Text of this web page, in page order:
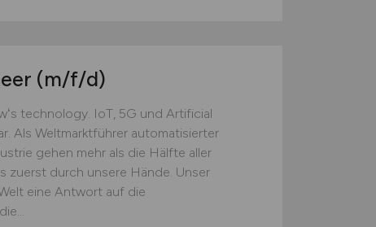
(m/f/d)
technology. IoT, 5G und Artificial
Als Weltmarktführer automatisierter
gehen mehr als die Hälfte aller
durch unsere Hände. Unser
eine Antwort auf die